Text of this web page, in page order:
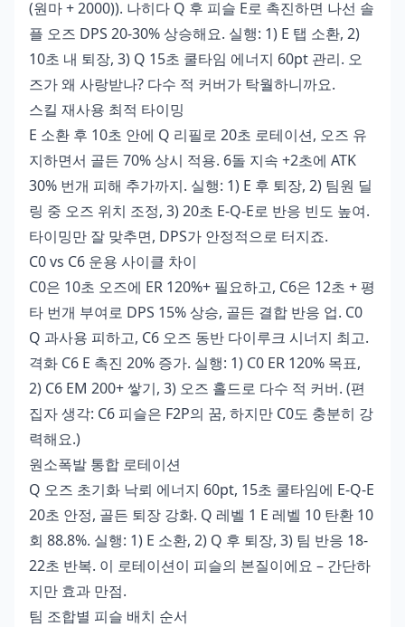
(원마 + 2000)). 나히다 Q 후 피슬 E로 촉진하면 나선 솔
플 오즈 DPS 20-30% 상승해요. 실행: 1) E 탭 소환, 2)
10초 내 퇴장, 3) Q 15초 쿨타임 에너지 60pt 관리. 오
즈가 왜 사랑받나? 다수 적 커버가 탁월하니까요.
스킬 재사용 최적 타이밍
E 소환 후 10초 안에 Q 리필로 20초 로테이션, 오즈 유
지하면서 골든 70% 상시 적용. 6돌 지속 +2초에 ATK
30% 번개 피해 추가까지. 실행: 1) E 후 퇴장, 2) 팀원 딜
링 중 오즈 위치 조정, 3) 20초 E-Q-E로 반응 빈도 높여.
타이밍만 잘 맞추면, DPS가 안정적으로 터지죠.
C0 vs C6 운용 사이클 차이
C0은 10초 오즈에 ER 120%+ 필요하고, C6은 12초 + 평
타 번개 부여로 DPS 15% 상승, 골든 결합 반응 업. C0
Q 과사용 피하고, C6 오즈 동반 다이루크 시너지 최고.
격화 C6 E 촉진 20% 증가. 실행: 1) C0 ER 120% 목표,
2) C6 EM 200+ 쌓기, 3) 오즈 홀드로 다수 적 커버. (편
집자 생각: C6 피슬은 F2P의 꿈, 하지만 C0도 충분히 강
력해요.)
원소폭발 통합 로테이션
Q 오즈 초기화 낙뢰 에너지 60pt, 15초 쿨타임에 E-Q-E
20초 안정, 골든 퇴장 강화. Q 레벨 1 E 레벨 10 탄환 10
회 88.8%. 실행: 1) E 소환, 2) Q 후 퇴장, 3) 팀 반응 18-
22초 반복. 이 로테이션이 피슬의 본질이에요 – 간단하
지만 효과 만점.
팀 조합별 피슬 배치 순서